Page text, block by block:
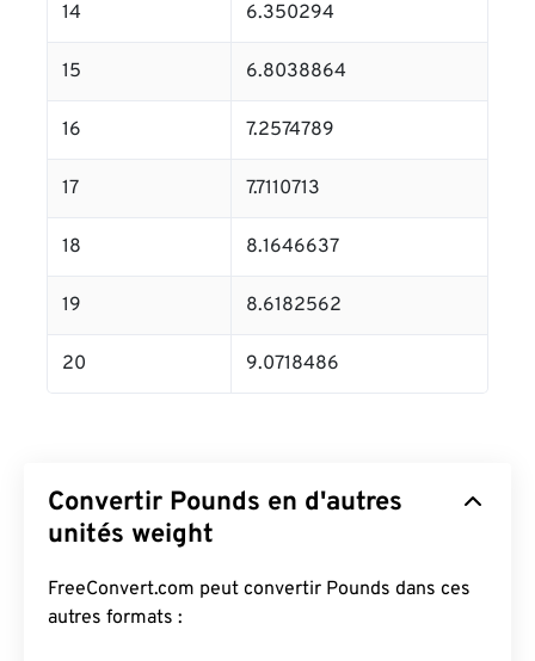
14 6.350294
15 6.8038864
16 7.2574789
17 7.7110713
18 8.1646637
19 8.6182562
20 9.0718486
Convertir Pounds en d'autres
unités weight
FreeConvert.com peut convertir Pounds dans ces
autres formats :